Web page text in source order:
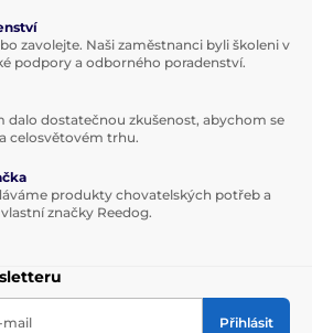
zavolejte. Naši zaměstnanci byli školeni v
podpory a odborného poradenství.
dalo dostatečnou zkušenost, abychom se
celosvětovém trhu.
produkty chovatelských potřeb a
značky Reedog.
mail Přihlásit